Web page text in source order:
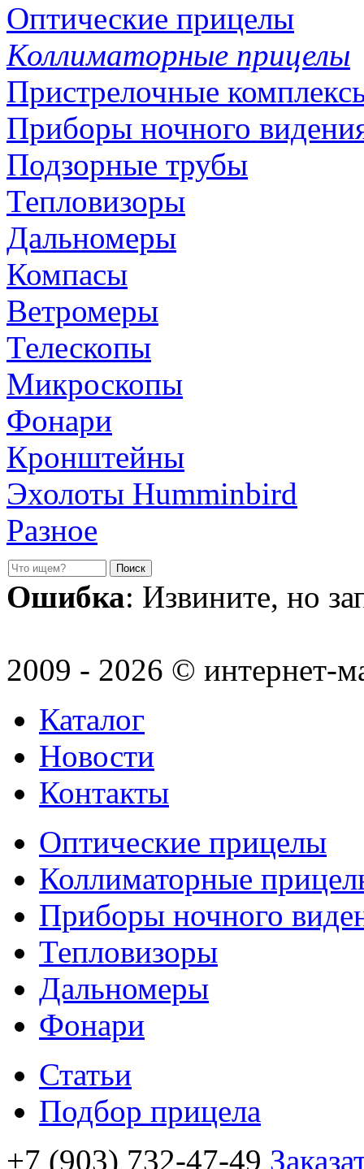
Оптические прицелы
Коллиматорные прицелы
Пристрелочные
Приборы ночного
Подзорные трубы
Тепловизоры
Дальномеры
Компасы
Ветромеры
Телескопы
Микроскопы
Фонари
Кронштейны
Эхолоты Humminbird
Разное
Ошибка: Извините, но
2009 - 2026 © интернет-
Каталог
Новости
Контакты
Оптические прицелы
Коллиматорные
Приборы ночного
Тепловизоры
Дальномеры
Фонари
Статьи
Подбор прицела
+7 (903) 732-47-49